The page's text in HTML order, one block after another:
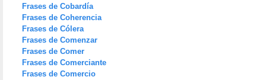
Frases de Cobardía
Frases de Coherencia
Frases de Cólera
Frases de Comenzar
Frases de Comer
Frases de Comerciante
Frases de Comercio